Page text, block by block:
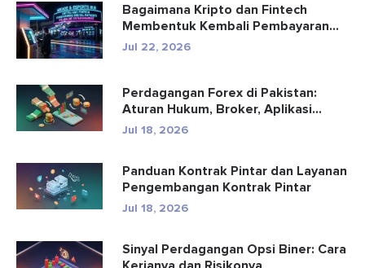
Bagaimana Kripto dan Fintech
Membentuk Kembali Pembayaran
dan Hibu...
Jul 22, 2026
Perdagangan Forex di Pakistan:
Aturan Hukum, Broker, Aplikasi
Perd...
Jul 18, 2026
Panduan Kontrak Pintar dan Layanan
Pengembangan Kontrak Pintar
Jul 18, 2026
Sinyal Perdagangan Opsi Biner: Cara